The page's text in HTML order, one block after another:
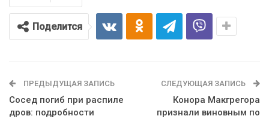
Поделится
ПРЕДЫДУЩАЯ ЗАПИСЬ
Сосед погиб при распиле
дров: подробности
СЛЕДУЮЩАЯ ЗАПИСЬ
Конора Макгрегора
признали виновным по